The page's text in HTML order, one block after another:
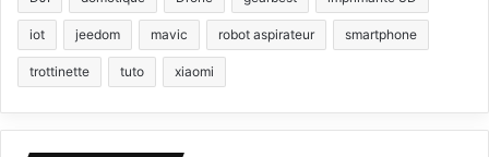
iot jeedom mavic robot aspirateur smartphone
trottinette tuto xiaomi